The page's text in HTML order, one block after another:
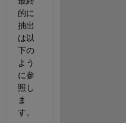
的に
抽出
は以
下の
よう
に参
照し
ま
す。